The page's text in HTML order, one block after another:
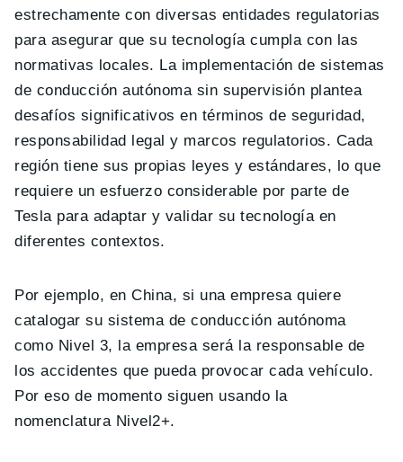
estrechamente con diversas entidades regulatorias
para asegurar que su tecnología cumpla con las
normativas locales. La implementación de sistemas
de conducción autónoma sin supervisión plantea
desafíos significativos en términos de seguridad,
responsabilidad legal y marcos regulatorios. Cada
región tiene sus propias leyes y estándares, lo que
requiere un esfuerzo considerable por parte de
Tesla para adaptar y validar su tecnología en
diferentes contextos.
Por ejemplo, en China, si una empresa quiere
catalogar su sistema de conducción autónoma
como Nivel 3, la empresa será la responsable de
los accidentes que pueda provocar cada vehículo.
Por eso de momento siguen usando la
nomenclatura Nivel2+.